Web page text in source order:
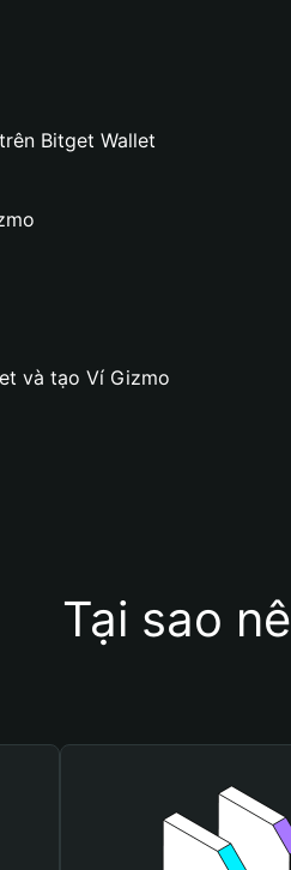
Bitget Wallet
và tạo Ví Gizmo
Tại sao